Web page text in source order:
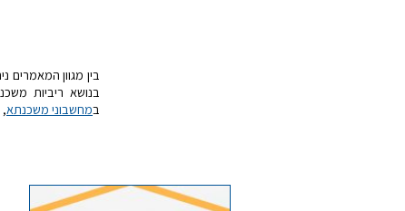
בין מגוון המאמרים
בנושא ריביות
במחשבוני משכנתא,